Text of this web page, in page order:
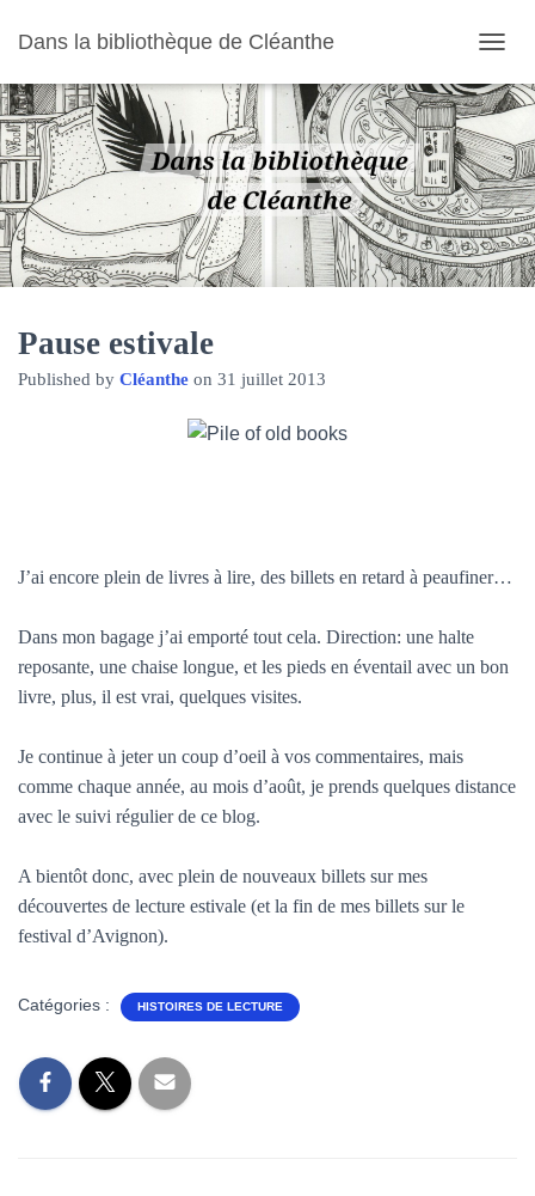
Dans la bibliothèque de Cléanthe
U
V
I
R
/
F
E
R
M
O
Pause estivale
Published by Cléanthe on 31 juillet 2013
J’ai encore plein de livres à lire, des billets en retard à peaufiner…
Dans mon bagage j’ai emporté tout cela. Direction: une halte
reposante, une chaise longue, et les pieds en éventail avec un bon
livre, plus, il est vrai, quelques visites.
Je continue à jeter un coup d’oeil à vos commentaires, mais
comme chaque année, au mois d’août, je prends quelques distance
avec le suivi régulier de ce blog.
A bientôt donc, avec plein de nouveaux billets sur mes
découvertes de lecture estivale (et la fin de mes billets sur le
festival d’Avignon).
Catégories : HISTOIRES DE LECTURE